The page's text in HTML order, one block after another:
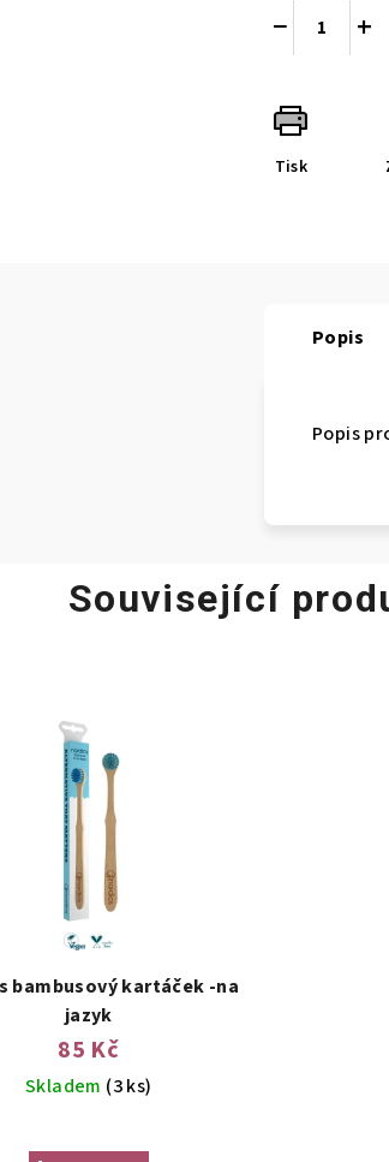
+
−
Tisk
Popis
Popis
Související
bambusový kartáček -na
jazyk
85 Kč
Skladem (3 ks)